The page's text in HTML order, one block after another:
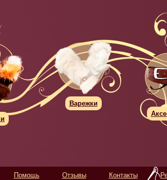
Варежки
Помощь Отзывы Контакты